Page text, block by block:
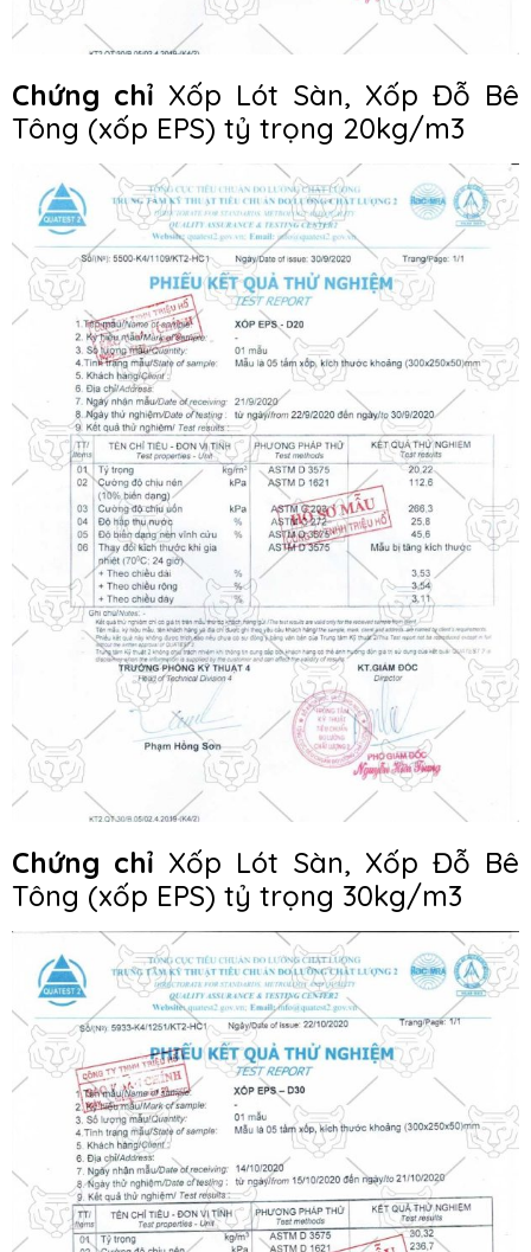
Chứng chỉ Xốp Lót Sàn, Xốp Đỗ Bê
Tông (xốp EPS) tỷ trọng 20kg/m3
Chứng chỉ Xốp Lót Sàn, Xốp Đỗ Bê
Tông (xốp EPS) tỷ trọng 30kg/m3